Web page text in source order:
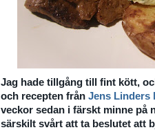
Jag hade tillgång till fint kött,
och recepten från Jens Linders
veckor sedan i färskt minne på
särskilt svårt att ta beslutet att